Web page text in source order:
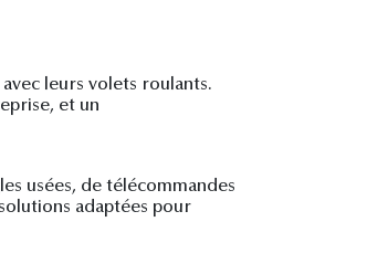
leurs volets roulants.
et un
usées, de télécommandes
adaptées pour